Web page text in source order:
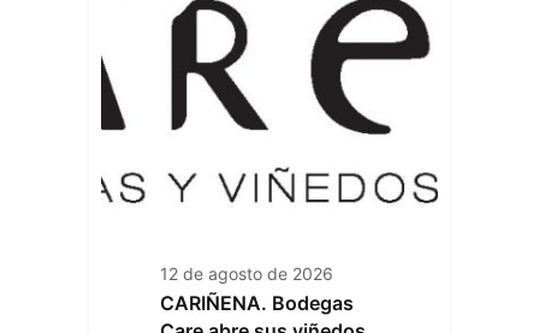
12 de agosto de 2026
CARIÑENA. Bodegas